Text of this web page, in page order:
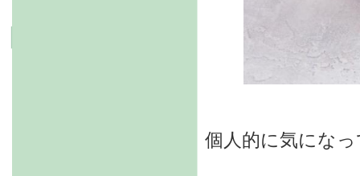
個人的に気にな